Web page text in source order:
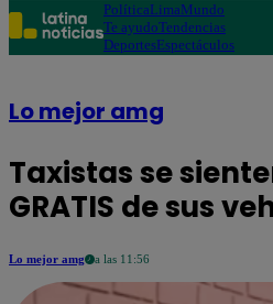
PolíticaLimaMundo
Te ayudoTendencias
DeportesEspectáculos
Lo mejor amg
Taxistas se
GRATIS de sus
Lo mejor amg a las 11:56